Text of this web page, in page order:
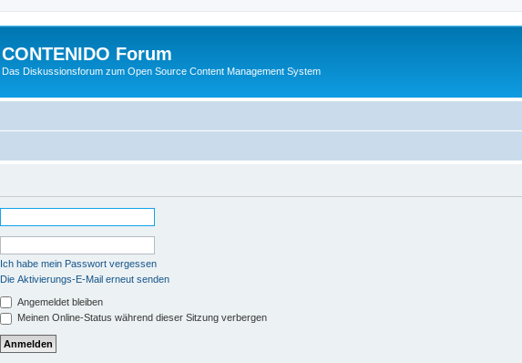
CONTENIDO Forum
Das Diskussionsforum zum Open Source Content Management System
Ich habe mein Passwort vergessen
Die Aktivierungs-E-Mail erneut senden
Angemeldet bleiben
Meinen Online-Status während dieser Sitzung verbergen